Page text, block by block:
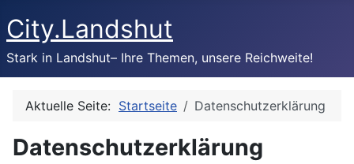
City.Landshut
Stark in Landshut– Ihre Themen, unsere Reichweite!
Aktuelle Seite: Startseite Datenschutzerklärung
Datenschutzerklärung